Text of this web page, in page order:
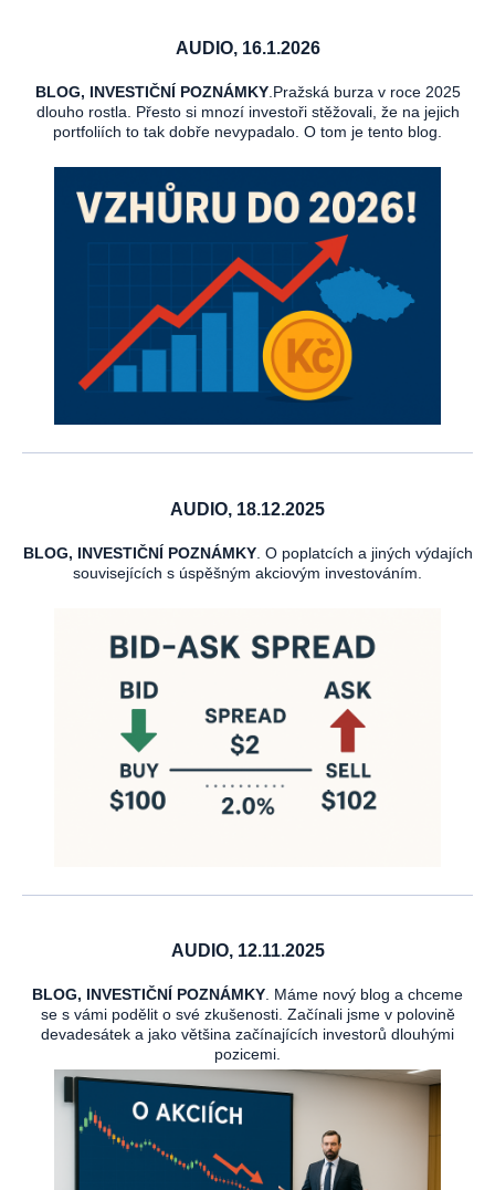
AUDIO, 16.1.2026
BLOG, INVESTIČNÍ POZNÁMKY.Pražská burza v roce 2025
dlouho rostla. Přesto si mnozí investoři stěžovali, že na jejich
portfoliích to tak dobře nevypadalo. O tom je tento blog.
AUDIO, 18.12.2025
BLOG, INVESTIČNÍ POZNÁMKY. O poplatcích a jiných výdajích
souvisejících s úspěšným akciovým investováním.
AUDIO, 12.11.2025
BLOG, INVESTIČNÍ POZNÁMKY . Máme nový blog a chceme
se s vámi podělit o své zkušenosti. Začínali jsme v polovině
devadesátek a jako většina začínajících investorů dlouhými
pozicemi.